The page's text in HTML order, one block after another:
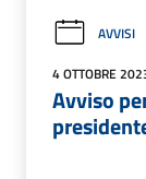
AVVISI
4 OTTOBRE
Avviso